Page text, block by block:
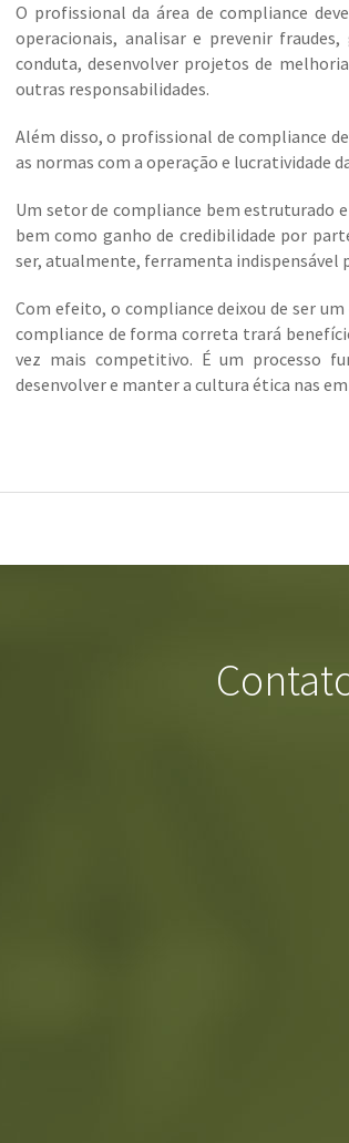
O profissional da área de compliance
operacionais, analisar e prevenir
conduta, desenvolver projetos de
outras responsabilidades.
Além disso, o profissional de compliance
as normas com a operação e lucratividade
Um setor de compliance bem estruturado
bem como ganho de credibilidade por
ser, atualmente, ferramenta indispensável
Com efeito, o compliance deixou de ser
compliance de forma correta trará
vez mais competitivo. É um processo
desenvolver e manter a cultura ética nas